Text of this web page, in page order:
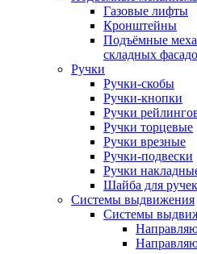
Газовые лифты
Кронштейны
Подъёмные
складных
Ручки
Ручки-скобы
Ручки-кнопки
Ручки
Ручки торцевые
Ручки врезные
Ручки-подвески
Ручки
Шайба для
Системы выдвижения
Системы